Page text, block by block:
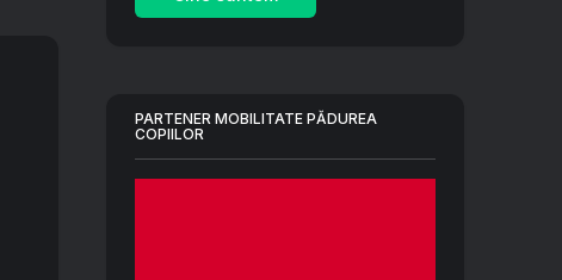
PARTENER MOBILITATE PĂDUREA
COPIILOR